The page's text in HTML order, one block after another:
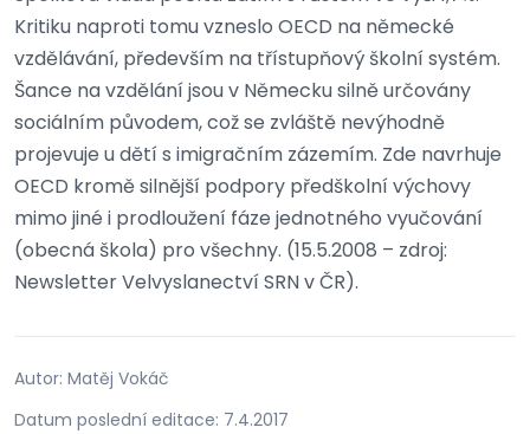
Kritiku naproti tomu vzneslo OECD na německé
vzdělávání, především na třístupňový školní systém.
Šance na vzdělání jsou v Německu silně určovány
sociálním původem, což se zvláště nevýhodně
projevuje u dětí s imigračním zázemím. Zde navrhuje
OECD kromě silnější podpory předškolní výchovy
mimo jiné i prodloužení fáze jednotného vyučování
(obecná škola) pro všechny. (15.5.2008 – zdroj:
Newsletter Velvyslanectví SRN v ČR).
Autor: Matěj Vokáč
Datum poslední editace: 7.4.2017